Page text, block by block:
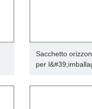
Sacchetto
per